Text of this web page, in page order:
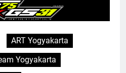
ART Yogyakarta
Yogyakarta